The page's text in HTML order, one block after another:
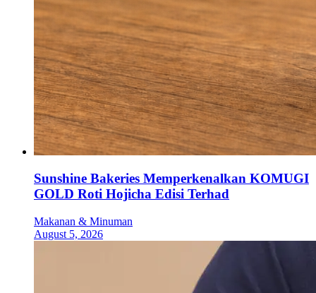
Sunshine Bakeries Memperkenalkan KOMUGI
GOLD Roti Hojicha Edisi Terhad
Makanan & Minuman
August 5, 2026